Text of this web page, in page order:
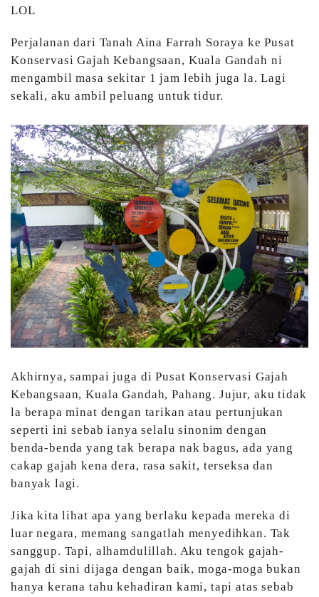
LOL
Perjalanan dari Tanah Aina Farrah Soraya ke Pusat
Konservasi Gajah Kebangsaan, Kuala Gandah ni
mengambil masa sekitar 1 jam lebih juga la. Lagi
sekali, aku ambil peluang untuk tidur.
Akhirnya, sampai juga di Pusat Konservasi Gajah
Kebangsaan, Kuala Gandah, Pahang. Jujur, aku tidak
la berapa minat dengan tarikan atau pertunjukan
seperti ini sebab ianya selalu sinonim dengan
benda-benda yang tak berapa nak bagus, ada yang
cakap gajah kena dera, rasa sakit, terseksa dan
banyak lagi.
Jika kita lihat apa yang berlaku kepada mereka di
luar negara, memang sangatlah menyedihkan. Tak
sanggup. Tapi, alhamdulillah. Aku tengok gajah-
gajah di sini dijaga dengan baik, moga-moga bukan
hanya kerana tahu kehadiran kami, tapi atas sebab